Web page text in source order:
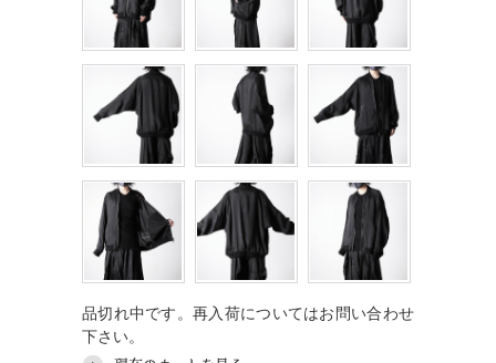
品切れ中です。再入荷についてはお問い合わせ
下さい。